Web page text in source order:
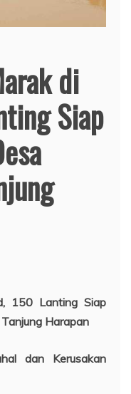
di
Siap
150 Lanting Siap
Harapan
dan Kerusakan